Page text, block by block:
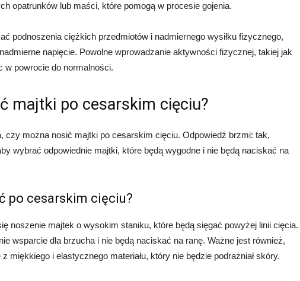
opatrunków lub maści, które pomogą w procesie gojenia.
podnoszenia ciężkich przedmiotów i nadmiernego wysiłku fizycznego,
napięcie. Powolne wprowadzanie aktywności fizycznej, takiej jak
w powrocie do normalności.
majtki po cesarskim cięciu?
czy można nosić majtki po cesarskim cięciu. Odpowiedź brzmi: tak,
wybrać odpowiednie majtki, które będą wygodne i nie będą naciskać na
po cesarskim cięciu?
noszenie majtek o wysokim staniku, które będą sięgać powyżej linii cięcia.
wsparcie dla brzucha i nie będą naciskać na ranę. Ważne jest również,
miękkiego i elastycznego materiału, który nie będzie podrażniał skóry.